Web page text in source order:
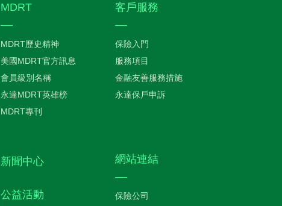
MDRT
MDRT歷史精神
美國MDRT官方訊息
會員級別名稱
永達MDRT英雄榜
MDRT專刊
新聞中心
公益活動
客戶服務
保險入門
服務項目
金融友善服務措施
永達保戶申訴
網站連結
保險公司